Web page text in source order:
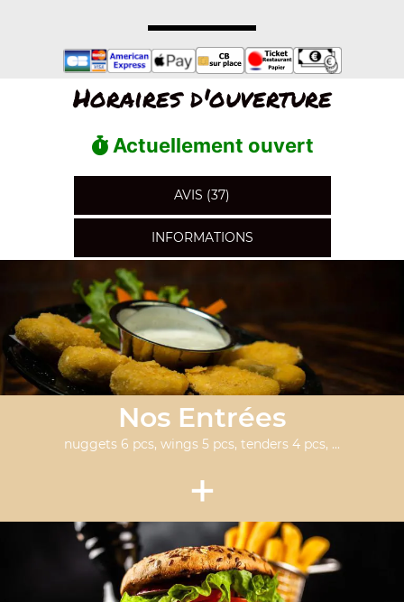
Horaires d'ouverture
Actuellement ouvert
AVIS (37)
INFORMATIONS
Nos Entrées
nuggets 6 pcs, wings 5 pcs, tenders 4 pcs, ...
+